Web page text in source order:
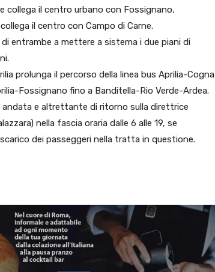
collega il centro urbano con Fossignano,
il centro con Campo di Carne.
entrambe a mettere a sistema i due piani di
prolunga il percorso della linea bus Aprilia-Cogna
Fossignano fino a Banditella-Rio Verde-Ardea.
andata e altrettante di ritorno sulla direttrice
nella fascia oraria dalle 6 alle 19, se
dei passeggeri nella tratta in questione.